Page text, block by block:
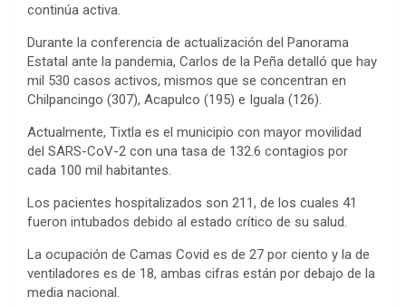
continúa activa.
Durante la conferencia de actualización del Panorama
Estatal ante la pandemia, Carlos de la Peña detalló que hay
mil 530 casos activos, mismos que se concentran en
Chilpancingo (307), Acapulco (195) e Iguala (126).
Actualmente, Tixtla es el municipio con mayor movilidad
del SARS-CoV-2 con una tasa de 132.6 contagios por
cada 100 mil habitantes.
Los pacientes hospitalizados son 211, de los cuales 41
fueron intubados debido al estado crítico de su salud.
La ocupación de Camas Covid es de 27 por ciento y la de
ventiladores es de 18, ambas cifras están por debajo de la
media nacional.